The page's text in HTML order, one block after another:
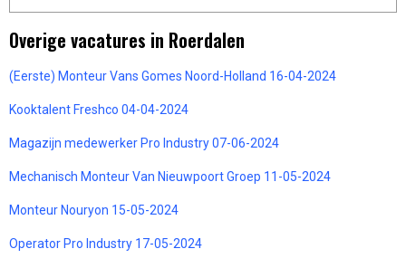
Overige vacatures in Roerdalen
(Eerste) Monteur Vans Gomes Noord-Holland 16-04-2024
Kooktalent Freshco 04-04-2024
Magazijn medewerker Pro Industry 07-06-2024
Mechanisch Monteur Van Nieuwpoort Groep 11-05-2024
Monteur Nouryon 15-05-2024
Operator Pro Industry 17-05-2024